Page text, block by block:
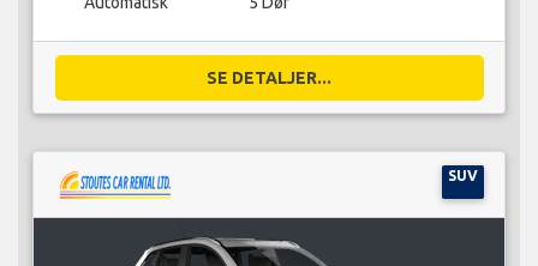
SE DETALJER...
SUV